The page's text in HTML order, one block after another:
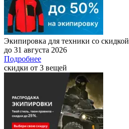
Экипировка для техники со скидкой
до 31 августа 2026
Подробнее
скидки от 3 вещей